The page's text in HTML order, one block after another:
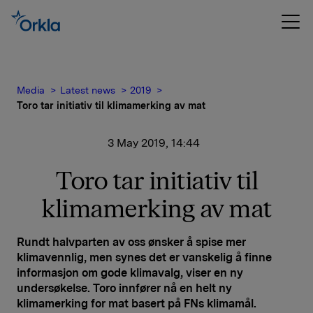
Media Latest news
2019
Toro tar initiativ til klimamerking av mat
3 May 2019, 14:44
Toro tar initiativ til
klimamerking av mat
Rundt halvparten av oss ønsker å spise mer
klimavennlig, men synes det er vanskelig å finne
informasjon om gode klimavalg, viser en ny
undersøkelse. Toro innfører nå en helt ny
klimamerking for mat basert på FNs klimamål.